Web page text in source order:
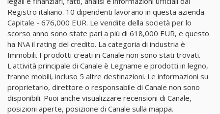
Registro italiano. 10 dipendenti lavorano in questa azienda.
Capitale - 676,000 EUR. Le vendite della società per lo
scorso anno sono state pari a più di 618,000 EUR, e questo
ha N\A il rating del credito. La categoria di industria è
Immobili. I prodotti creati in Canale non sono stati trovati.
L'attività principale di Canale è Legname e prodotti in legno,
tranne mobili, incluso 5 altre destinazioni. Le informazioni su
proprietario, direttore o responsabile di Canale non sono
disponibili. Puoi anche visualizzare recensioni di Canale,
posizioni aperte, posizione di Canale sulla mappa.